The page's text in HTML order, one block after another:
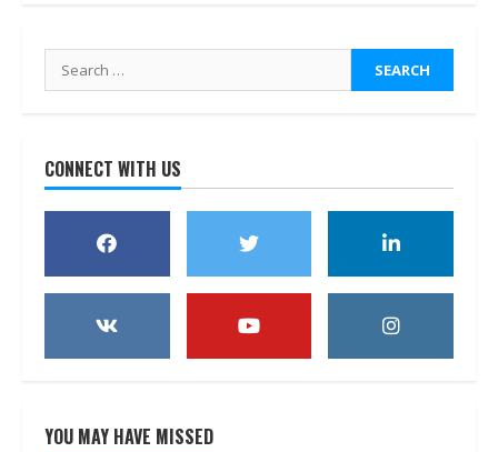
Search
for:
CONNECT WITH US
YOU MAY HAVE MISSED